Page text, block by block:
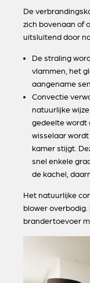
De
zich bovenaan of
uitsluitend door
De straling
vlammen, het
aangename
Convectie
natuurlijke
gedeelte wordt
wisselaar
kamer stijgt.
snel enkele
de kachel,
Het natuurlijke
blower
brandertoevoer